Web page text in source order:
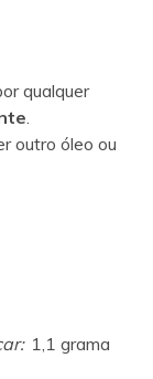
qualquer
.
outro óleo ou
1,1 grama